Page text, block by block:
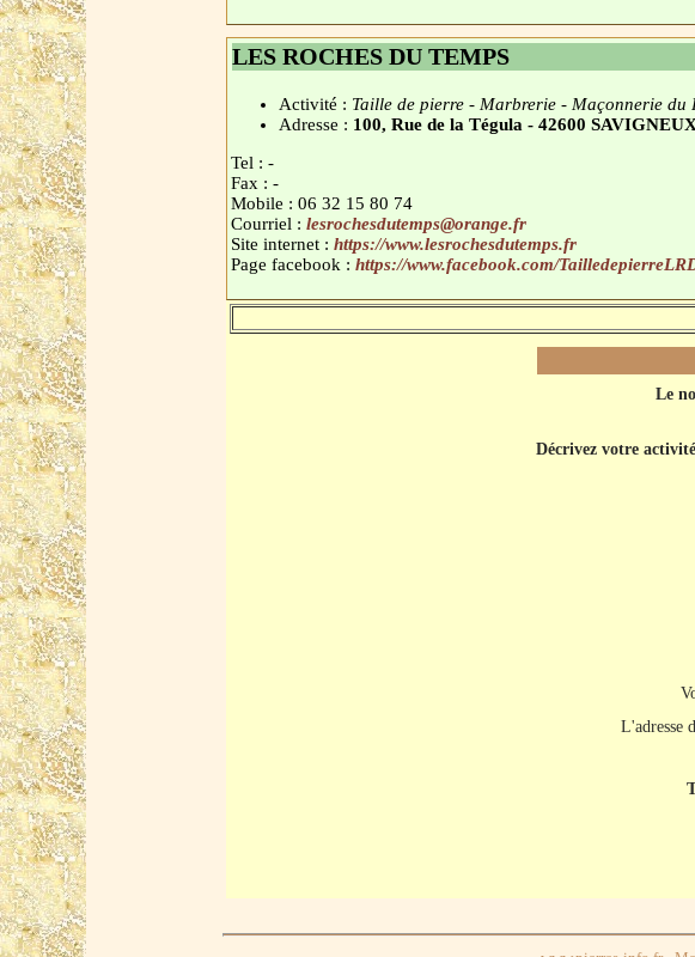
LES ROCHES DU TEMPS
Activité : Taille de pierre - Marbrerie - Maçonnerie du
Adresse : 100, Rue de la Tégula - 42600 SAVIGNEUX
Tel : -
Fax : -
Mobile : 06 32 15 80 74
Courriel : lesrochesdutemps@orange.fr
Site internet : https://www.lesrochesdutemps.fr
Page facebook : https://www.facebook.com/
Le
Décrivez votre
L'adresse